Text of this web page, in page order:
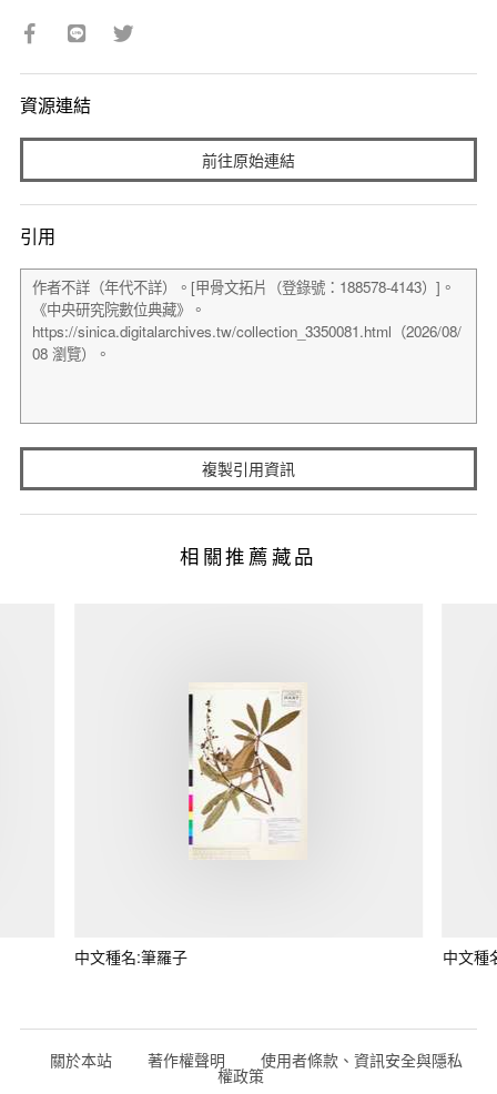
資源連結
前往原始連結
引用
複製引用資訊
相關推薦藏品
中文種名:筆羅子 中文種
關於本站 著作權聲明 使用者條款、資訊安全與隱私
權政策